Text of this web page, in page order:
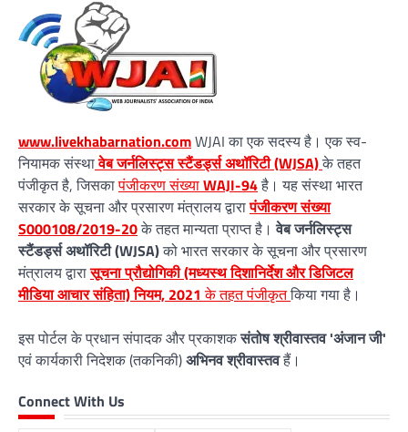
www.livekhabarnation.comWJAI का एक सदस्य है। एक स्व-
नियामक संस्थावेब जर्नलिस्ट्स स्टैंडर्ड्स अथॉरिटी (WJSA)के तहत
पंजीकृत है, जिसकापंजीकरण संख्याWAJI-94है। यह संस्था भारत
सरकार के सूचना और प्रसारण मंत्रालय द्वारापंजीकरण संख्या
S000108/2019-20के तहत मान्यता प्राप्त है।वेब जर्नलिस्ट्स
स्टैंडर्ड्स अथॉरिटी (WJSA)को भारत सरकार के सूचना और प्रसारण
मंत्रालय द्वारासूचना प्रौद्योगिकी (मध्यस्थ दिशानिर्देश और डिजिटल
मीडिया आचार संहिता) नियम, 2021 के तहत पंजीकृतकिया गया है।
इस पोर्टल के प्रधान संपादक और प्रकाशकसंतोष श्रीवास्तव 'अंजान जी'
एवं कार्यकारी निदेशक (तकनिकी)अभिनव श्रीवास्तवहैं।
Connect With Us